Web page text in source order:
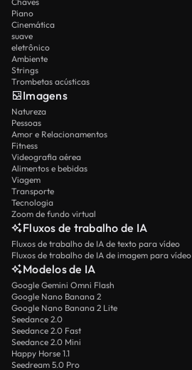
Piano
Cinemática
suave
eletrônico
Ambiente
Strings
Trombetas acústicas
Imagens
Natureza
Pessoas
Amor e Relacionamentos
Fitness
Videografia aérea
Alimentos e bebidas
Viagem
Transporte
Tecnologia
Zoom de fundo virtual
Fluxos de trabalho de IA
Fluxos de trabalho de IA de texto para vídeo
Fluxos de trabalho de IA de imagem para vídeo
Modelos de IA
Google Gemini Omni Flash
Google Nano Banana 2
Google Nano Banana 2 Lite
Seedance 2.0
Seedance 2.0 Fast
Seedance 2.0 Mini
Happy Horse 1.1
Seedream 5.0 Pro